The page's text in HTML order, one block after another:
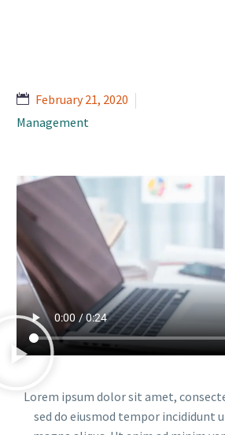
February 21, 2020
Management
Lorem ipsum dolor sit amet,
sed do eiusmod tempor incididunt